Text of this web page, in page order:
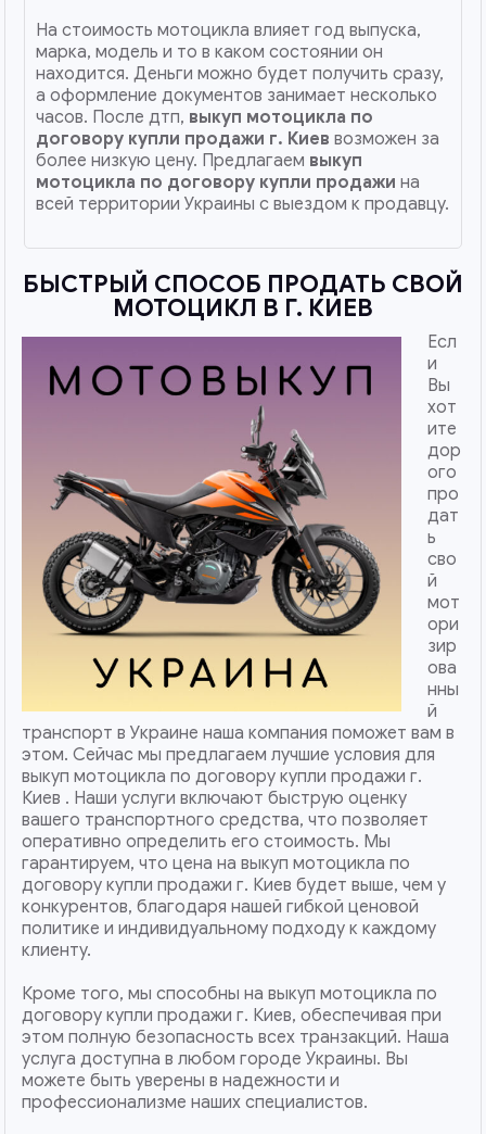
На стоимость мотоцикла влияет год выпуска,
марка, модель и то в каком состоянии он
находится. Деньги можно будет получить сразу,
а оформление документов занимает несколько
часов. После дтп, выкуп мотоцикла по
договору купли продажи г. Киев возможен за
более низкую цену. Предлагаем выкуп
мотоцикла по договору купли продажи на
всей территории Украины с выездом к продавцу.
БЫСТРЫЙ СПОСОБ ПРОДАТЬ СВОЙ
МОТОЦИКЛ В Г. КИЕВ
Есл
и
Вы
хот
ите
дор
ого
про
дат
ь
сво
й
мот
ори
зир
ова
нны
й
транспорт в Украине наша компания поможет вам в
этом. Сейчас мы предлагаем лучшие условия для
выкуп мотоцикла по договору купли продажи г.
Киев . Наши услуги включают быструю оценку
вашего транспортного средства, что позволяет
оперативно определить его стоимость. Мы
гарантируем, что цена на выкуп мотоцикла по
договору купли продажи г. Киев будет выше, чем у
конкурентов, благодаря нашей гибкой ценовой
политике и индивидуальному подходу к каждому
клиенту.
Кроме того, мы способны на выкуп мотоцикла по
договору купли продажи г. Киев, обеспечивая при
этом полную безопасность всех транзакций. Наша
услуга доступна в любом городе Украины. Вы
можете быть уверены в надежности и
профессионализме наших специалистов.